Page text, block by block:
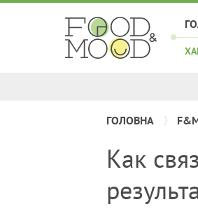
ГОЛОВНА
Как